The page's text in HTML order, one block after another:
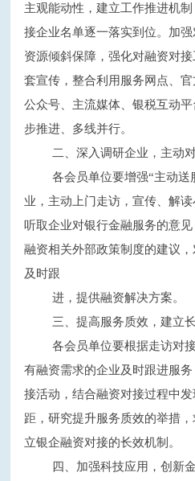
主观能动性，建立工作推进机
接企业名单逐一落实到位。加
资源倾斜保障，强化对融资对
套宣传，整合利用服务网点、
公众号、主流媒体、银税互动
步推进、多线并行。
二、深入调研企业，主动
各会员单位要增强“主动送
业，主动上门走访，宣传、解
听取企业对银行金融服务的意
融资相关外部政策制度的建议
及时跟
进，提供融资解决方案。
三、提高服务质效，建立
各会员单位要根据走访对
有融资需求的企业及时跟进服
接活动，结合融资对接过程中
距，研究提升服务质效的举措
立银企融资对接的长效机制。
四、加强科技应用，创新